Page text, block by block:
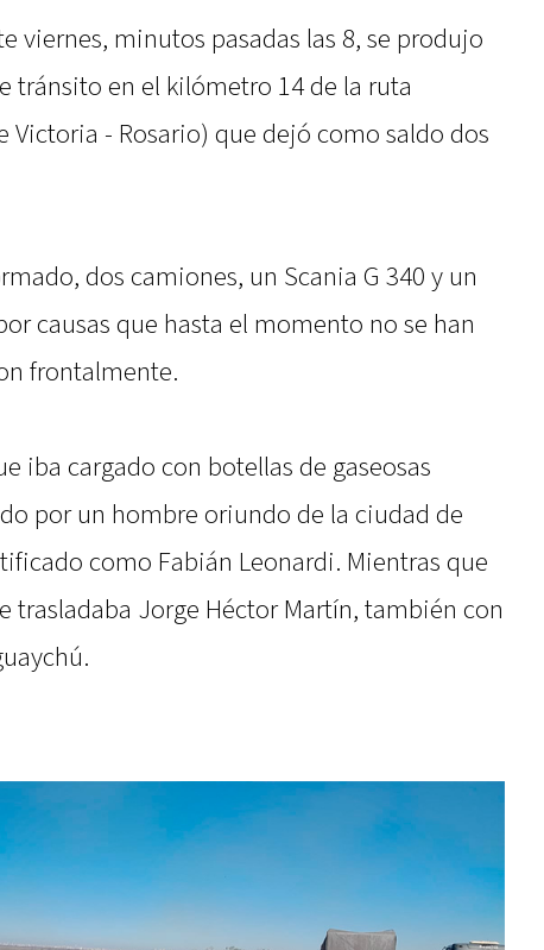
viernes, minutos pasadas las 8, se produjo
tránsito en el kilómetro 14 de la ruta
Victoria - Rosario) que dejó como saldo dos
dos camiones, un Scania G 340 y un
causas que hasta el momento no se han
frontalmente.
iba cargado con botellas de gaseosas
por un hombre oriundo de la ciudad de
como Fabián Leonardi. Mientras que
trasladaba Jorge Héctor Martín, también con